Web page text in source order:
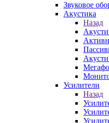
Звуковое
Акустика
Назад
Усилители
Назад